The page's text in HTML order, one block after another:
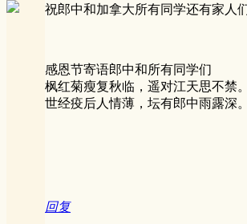
祝郎中和加拿大所有同学还有家人
感恩节寄语郎中和所有同学们
枫红菊瘦复秋临，遥对江天思不禁
世经疫后人情薄，坛有郎中雨露深
回复